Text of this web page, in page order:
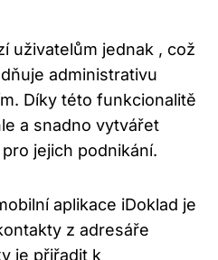
uživatelům jednak , což
administrativu
Díky této funkcionalitě
a snadno vytvářet
jejich podnikání.
aplikace iDoklad je
z adresáře
je přiřadit k